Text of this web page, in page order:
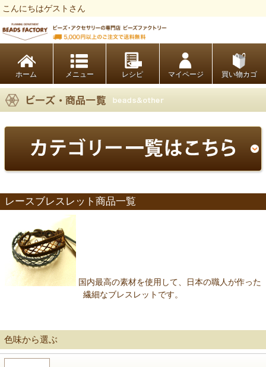
こんにちはゲストさん
ホーム レシピ マイページ 買い物カゴ
レースブレスレット商品一覧
国内最高の素材を使用して、日本の職人が作った
繊細なブレスレットです。
色味から選ぶ